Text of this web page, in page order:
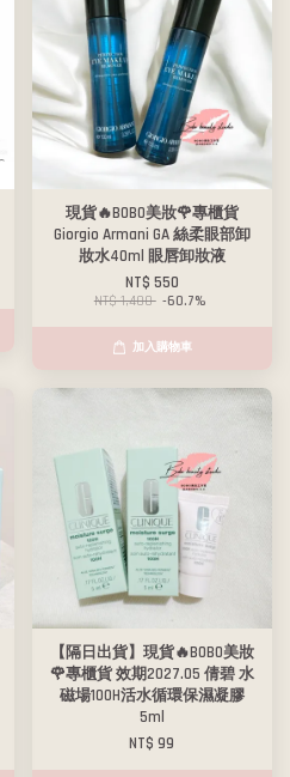
現貨🔥BOBO美妝🌹專櫃貨
Giorgio Armani GA 絲柔眼部卸
妝水40ml 眼唇卸妝液
NT$ 550
NT$ 1,400 -60.7%
加入購物車
【隔日出貨】現貨🔥BOBO美妝
🌹專櫃貨 效期2027.05 倩碧 水
磁場100H活水循環保濕凝膠
5ml
NT$ 99